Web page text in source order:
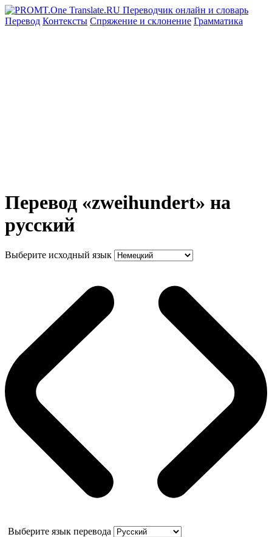
Перевод Контексты Спряжение и склонение Грамматика
Перевод «zweihundert» на
русский
Выберите исходный язык
Выберите язык перевода